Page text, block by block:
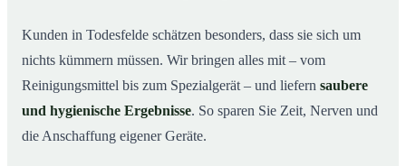
Kunden in Todesfelde schätzen besonders, dass sie sich um
nichts kümmern müssen. Wir bringen alles mit – vom
Reinigungsmittel bis zum Spezialgerät – und liefern saubere
und hygienische Ergebnisse. So sparen Sie Zeit, Nerven und
die Anschaffung eigener Geräte.